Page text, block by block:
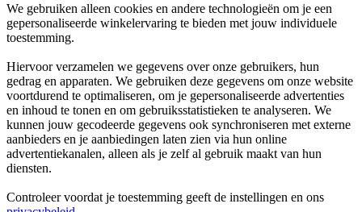
We gebruiken alleen cookies en andere technologieën om je een
gepersonaliseerde winkelervaring te bieden met jouw individuele
toestemming.
Hiervoor verzamelen we gegevens over onze gebruikers, hun
gedrag en apparaten. We gebruiken deze gegevens om onze website
voortdurend te optimaliseren, om je gepersonaliseerde advertenties
en inhoud te tonen en om gebruiksstatistieken te analyseren. We
kunnen jouw gecodeerde gegevens ook synchroniseren met externe
aanbieders en je aanbiedingen laten zien via hun online
advertentiekanalen, alleen als je zelf al gebruik maakt van hun
diensten.
Controleer voordat je toestemming geeft de instellingen en ons